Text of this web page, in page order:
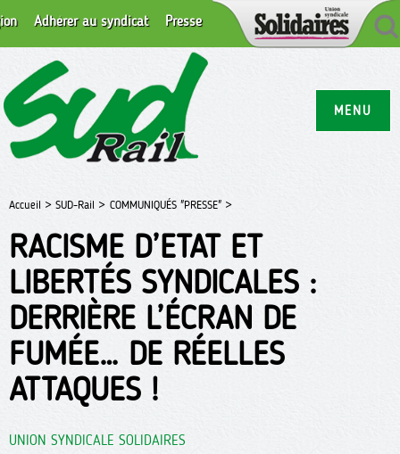
MENU
Adhérer au syndicat Presse
Accueil > SUD-Rail > COMMUNIQUÉS "PRESSE" >
RACISME D’ETAT ET
LIBERTÉS SYNDICALES :
DERRIÈRE L’ÉCRAN DE
FUMÉE… DE RÉELLES
ATTAQUES !
UNION SYNDICALE SOLIDAIRES